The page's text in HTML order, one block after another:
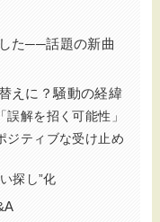
た──話題の新曲
えに？騒動の経緯
解を招く可能性」
ティブな受け止め
探し”化